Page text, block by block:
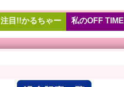
注目!!かるちゃー 私のOFF TIME